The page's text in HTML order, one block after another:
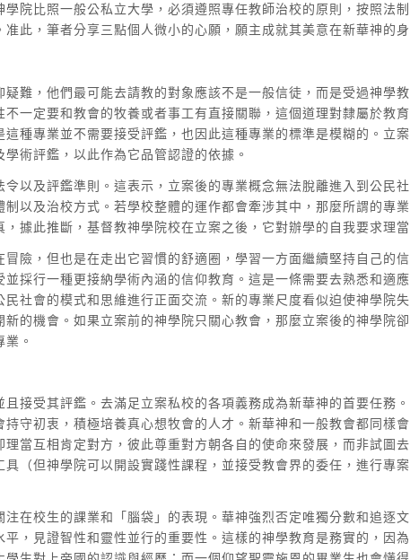
院比照一般公私立大學，必須遵照專任教師治校的原則，按照法
此，筆者分享三點個人微小的心願，願主成就其美意在新華神的身
難，他們最可能去請教的對象應該不是一般信徒，而是受過神學
一定要和教會的牧養或者事工有直接關聯，這個道理對隸屬於教
種專業並不需要接受評鑑，也因此這種專業的標準是模糊的。立
術評鑑，以此作為它品管認證的依據。
以及評鑑準則。這表示，立案後的專業概念無法脫離進入到公民
以及治校方式。若學校整體的運作都會牽涉其中，那麼所謂的專
據此推斷，基督教神學院校在立案之後，它對辦學的自我要求理
險，但也是在走出它習慣的舒適圈，學習一方面繼續堅持自己的
採行一種更接納學術內涵的信仰教育。這是一條需要去熟悉和適
社會的模式和思維進行正面交流。新的專業尺度看似迫使神學院
的機會。如果立案前的神學院只關心教會，那麼立案後的神學院
。
接受其評鑑。去滿足立案私校的各項義務成為新華神的首要任務
守初衷，積極培養真心想牧會的人才。新華神和一般教會都同樣
當互相肯定對方，彼此尊重對方朝各自的使命來發展，而非試圖
（但神學院可以開設實踐性課程，並接受教會界的委任，進行專
在校生的課業和「腦袋」的表現。華神強烈否定唯獨分數和追逐
，見證智性和靈性並行的重要性。這樣的神學教育是務實的，因